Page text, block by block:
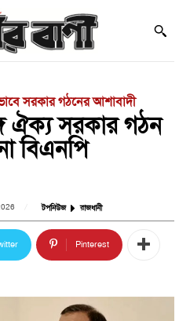
সরকার গঠনের আশাবাদী
ঐক্য সরকার গঠন
বিএনপি
টপনিউজ রাজধানী
Pinterest